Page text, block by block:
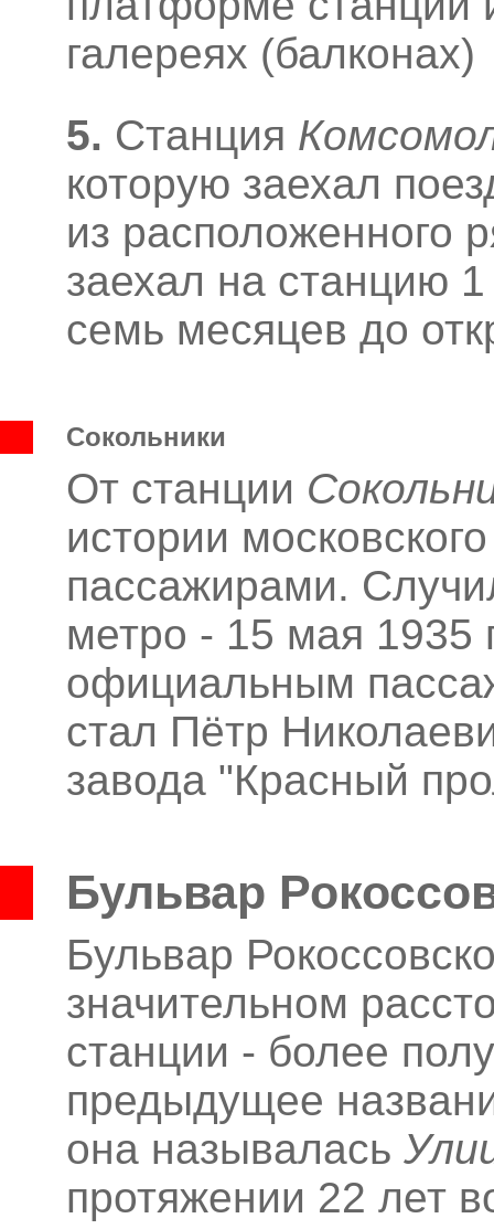
галереях (балконах)
5. Станция
которую заехал
из расположенного
заехал на станцию
семь месяцев до
Сокольники
От станции
истории
пассажирами.
метро - 15 мая 1935
официальным
стал Пётр
завода "Красный
Бульвар
Бульвар
значительном
станции - более
предыдущее
она называлась
протяжении 22 лет